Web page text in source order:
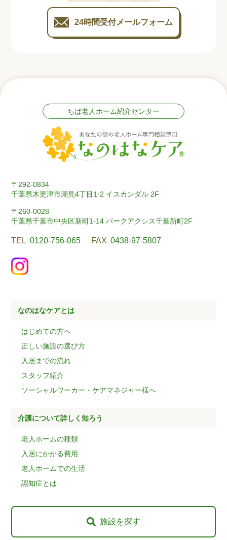
24時間受付メールフォーム
ちば老人ホーム紹介センター
〒292-0834
千葉県木更津市潮見4丁目1-2 イスカンダル 2F
〒260-0028
千葉県千葉市中央区新町1-14 パークアクシス千葉新町2F
TEL 0120-756-065 FAX 0438-97-5807
施設を探す
なのはなケアとは
はじめての方へ
正しい施設の選び方
入居までの流れ
スタッフ紹介
ソーシャルワーカー・ケアマネジャー様へ
介護について詳しく知ろう
老人ホームの種類
入居にかかる費用
老人ホームでの生活
認知症とは